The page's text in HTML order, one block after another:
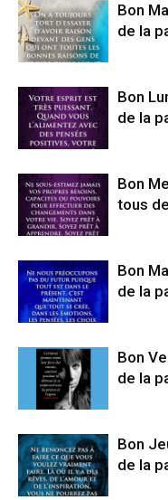
Bon
de la
Bon
de la
Bon
tous
Bon
de la
Bon
de la
Bon
de la